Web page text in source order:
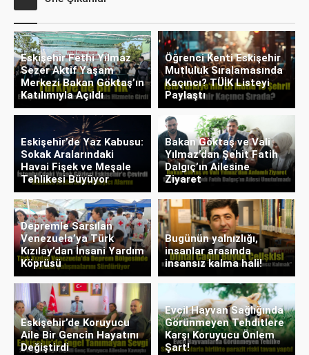
Eskişehir Fethi Yılmaz
Sezer Aktif Yaşam
Merkezi Bakan Göktaş’ın
Katılımıyla Açıldı
Öğrenci Kenti Eskişehir
Mutluluk Sıralamasında
Kaçıncı? TÜİK Listeyi
Paylaştı
Eskişehir’de Yaz Kabusu:
Sokak Aralarındaki
Havai Fişek ve Meşale
Tehlikesi Büyüyor
Bakan Göktaş ve Vali
Yılmaz’dan Şehit Fatih
Dalgıç’ın Ailesine
Ziyaret
Depremle Sarsılan
Venezuela’ya Türk
Kızılay’dan İnsani Yardım
Köprüsü
Bugünün yalnızlığı,
insanlar arasında
insansız kalma hali!
Eskişehir’de Koruyucu
Aile Bir Gencin Hayatını
Değiştirdi
Evcil Hayvan Sağlığında
Görünmeyen Tehditlere
Karşı Koruyucu Önlem
Şart!